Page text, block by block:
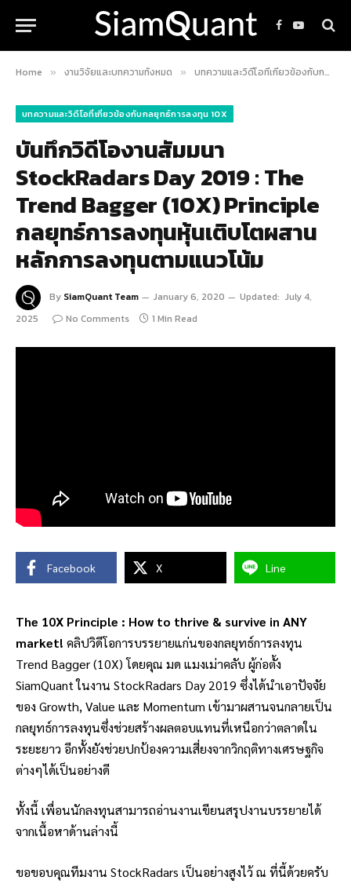
Facebook
YouTube
Home » งานวิจัยและบทความทั้งหมด » บทความและวิดีโอที่เกี่ยวข้องกับกลยุทธ์การลงทุน 10X
บทความและวิดีโอที่เกี่ยวข้องกับกลยุทธ์การลงทุน 10X
บันทึกวิดีโองานสัมมนา
StockRadars Day 2019 : The
Trend Bagger (10X) Principle
กลยุทธ์การลงทุนหุ้นเติบโตผสาน
หลักการลงทุนตามแนวโน้ม
By SiamQuant Team January 6, 2020 Updated: July 4,
2025
No Comments 1 Min Read
Facebook X Line
The 10X Principle : How to thrive & survive in ANY
market! คลิปวิดีโอการบรรยายแก่นของกลยุทธ์การลงทุน
Trend Bagger (10X) โดยคุณ มด แมงเม่าคลับ ผู้ก่อตั้ง
SiamQuant ในงาน StockRadars Day 2019 ซึ่งได้นำเอาปัจจัย
ของ Growth, Value และ Momentum เข้ามาผสานจนกลายเป็น
กลยุทธ์การลงทุนซึ่งช่วยสร้างผลตอบแทนที่เหนือกว่าตลาดใน
ระยะยาว อีกทั้งยังช่วยปกป้องความเสี่ยงจากวิกฤติทางเศรษฐกิจ
ต่างๆได้เป็นอย่างดี
ทั้งนี้ เพื่อนนักลงทุนสามารถอ่านงานเขียนสรุปงานบรรยายได้
จากเนื้อหาด้านล่างนี้
ขอขอบคุณทีมงาน StockRadars เป็นอย่างสูงไว้ ณ ที่นี้ด้วยครับ